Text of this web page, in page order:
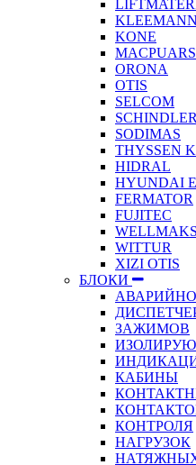
KLEEMANN
KONE
ORONA
OTIS
SELCOM
SCHINDLER
SODIMAS
THYSSEN
HIDRAL
HYUNDAI
FERMATOR
FUJITEC
WELLMAKS
WITTUR
XIZI OTIS
БЛОКИ
ЗАЖИМОВ
КАБИНЫ
КОНТРОЛЯ
НАГРУЗОК